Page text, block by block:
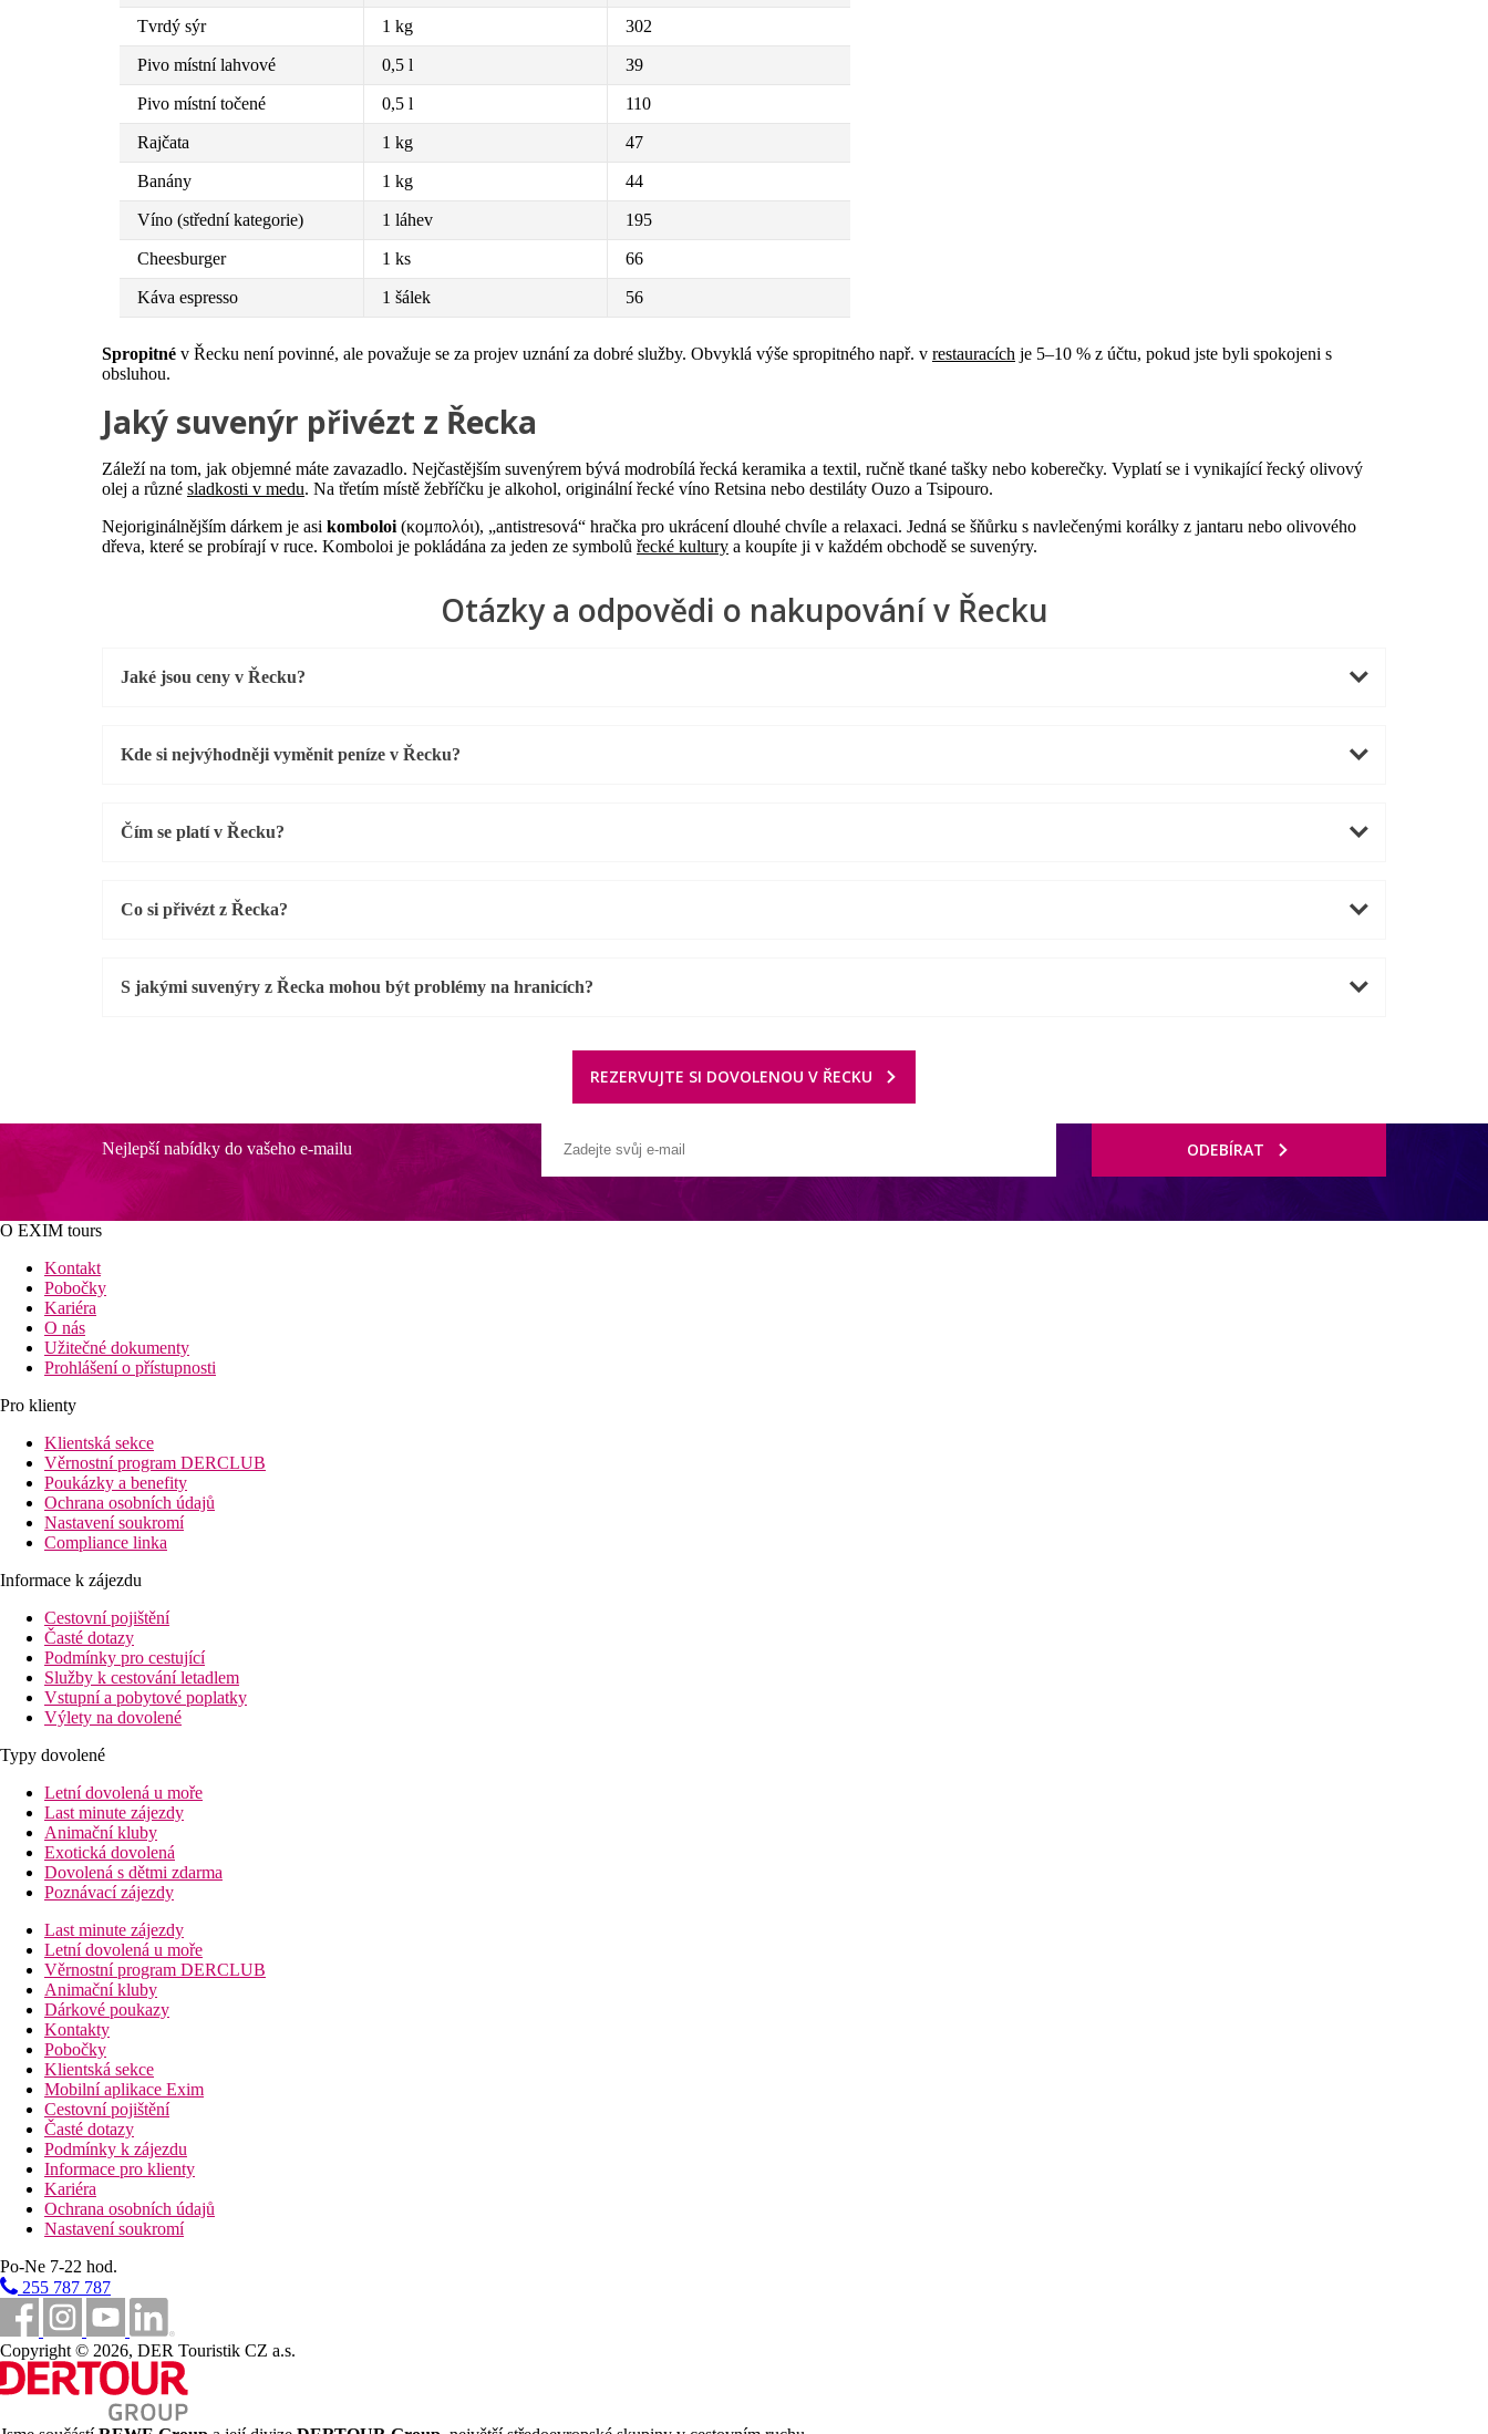
Tvrdý sýr 1 kg 302
Pivo místní lahvové 0,5 l 39
Pivo místní točené 0,5 l 110
Rajčata 1 kg 47
Banány 1 kg 44
Víno (střední kategorie) 1 láhev 195
Cheesburger 1 ks 66
Káva espresso 1 šálek 56
Spropitné v Řecku není povinné, ale považuje se za projev uznání za dobré služby. Obvyklá výše spropitného např. v restauracích je 5–10 % z účtu, pokud jste byli spokojeni s
obsluhou.
Jaký suvenýr přivézt z Řecka
Záleží na tom, jak objemné máte zavazadlo. Nejčastějším suvenýrem bývá modrobílá řecká keramika a textil, ručně tkané tašky nebo koberečky. Vyplatí se i vynikající řecký olivový
olej a různé sladkosti v medu. Na třetím místě žebříčku je alkohol, originální řecké víno Retsina nebo destiláty Ouzo a Tsipouro.
Nejoriginálnějším dárkem je asi komboloi (κομπολόι), „antistresová“ hračka pro ukrácení dlouhé chvíle a relaxaci. Jedná se šňůrku s navlečenými korálky z jantaru nebo olivového
dřeva, které se probírají v ruce. Komboloi je pokládána za jeden ze symbolů řecké kultury a koupíte ji v každém obchodě se suvenýry.
Otázky a odpovědi o nakupování v Řecku
Jaké jsou ceny v Řecku?
Kde si nejvýhodněji vyměnit peníze v Řecku?
Čím se platí v Řecku?
Co si přivézt z Řecka?
S jakými suvenýry z Řecka mohou být problémy na hranicích?
REZERVUJTE SI DOVOLENOU V ŘECKU
Nejlepší nabídky do vašeho e-mailu ODEBÍRAT
O EXIM tours
Kontakt
Pobočky
Kariéra
O nás
Užitečné dokumenty
Prohlášení o přístupnosti
Pro klienty
Klientská sekce
Věrnostní program DERCLUB
Poukázky a benefity
Ochrana osobních údajů
Nastavení soukromí
Compliance linka
Informace k zájezdu
Cestovní pojištění
Časté dotazy
Podmínky pro cestující
Služby k cestování letadlem
Vstupní a pobytové poplatky
Výlety na dovolené
Typy dovolené
Letní dovolená u moře
Last minute zájezdy
Animační kluby
Exotická dovolená
Dovolená s dětmi zdarma
Poznávací zájezdy
Last minute zájezdy
Letní dovolená u moře
Věrnostní program DERCLUB
Animační kluby
Dárkové poukazy
Kontakty
Pobočky
Klientská sekce
Mobilní aplikace Exim
Cestovní pojištění
Časté dotazy
Podmínky k zájezdu
Informace pro klienty
Kariéra
Ochrana osobních údajů
Nastavení soukromí
Po-Ne 7-22 hod.
255 787 787
Copyright © 2026, DER Touristik CZ a.s.